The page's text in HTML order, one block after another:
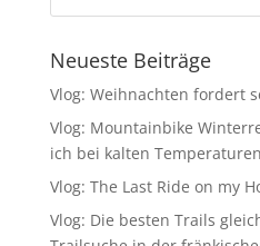
Neueste Beiträge
Vlog: Weihnachten fordert
Vlog: Mountainbike
ich bei kalten
Vlog: The Last Ride on my
Vlog: Die besten Trails